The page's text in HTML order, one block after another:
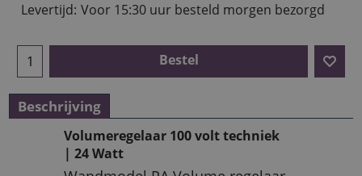
Levertijd: Voor 15:30 uur besteld morgen bezorgd
Bestel
Beschrijving
Volumeregelaar 100 volt techniek
| 24 Watt